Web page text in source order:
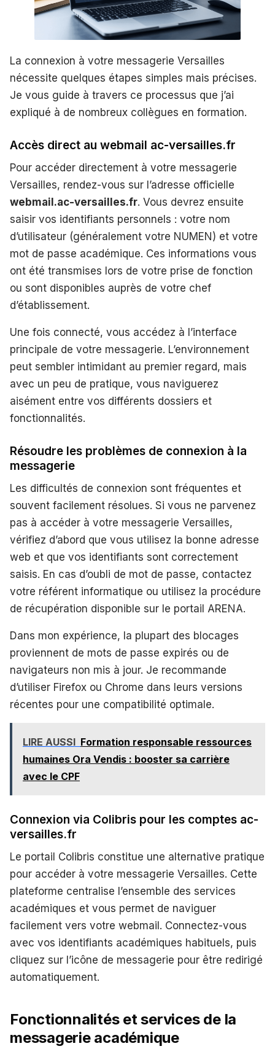
La connexion à votre messagerie Versailles
nécessite quelques étapes simples mais précises.
Je vous guide à travers ce processus que j’ai
expliqué à de nombreux collègues en formation.
Accès direct au webmail ac-versailles.fr
Pour accéder directement à votre messagerie
Versailles, rendez-vous sur l’adresse officielle
webmail.ac-versailles.fr. Vous devrez ensuite
saisir vos identifiants personnels : votre nom
d’utilisateur (généralement votre NUMEN) et votre
mot de passe académique. Ces informations vous
ont été transmises lors de votre prise de fonction
ou sont disponibles auprès de votre chef
d’établissement.
Une fois connecté, vous accédez à l’interface
principale de votre messagerie. L’environnement
peut sembler intimidant au premier regard, mais
avec un peu de pratique, vous naviguerez
aisément entre vos différents dossiers et
fonctionnalités.
Résoudre les problèmes de connexion à la
messagerie
Les difficultés de connexion sont fréquentes et
souvent facilement résolues. Si vous ne parvenez
pas à accéder à votre messagerie Versailles,
vérifiez d’abord que vous utilisez la bonne adresse
web et que vos identifiants sont correctement
saisis. En cas d’oubli de mot de passe, contactez
votre référent informatique ou utilisez la procédure
de récupération disponible sur le portail ARENA.
Dans mon expérience, la plupart des blocages
proviennent de mots de passe expirés ou de
navigateurs non mis à jour. Je recommande
d’utiliser Firefox ou Chrome dans leurs versions
récentes pour une compatibilité optimale.
LIRE AUSSI Formation responsable ressources
humaines Ora Vendis : booster sa carrière
avec le CPF
Connexion via Colibris pour les comptes ac-
versailles.fr
Le portail Colibris constitue une alternative pratique
pour accéder à votre messagerie Versailles. Cette
plateforme centralise l’ensemble des services
académiques et vous permet de naviguer
facilement vers votre webmail. Connectez-vous
avec vos identifiants académiques habituels, puis
cliquez sur l’icône de messagerie pour être redirigé
automatiquement.
Fonctionnalités et services de la
messagerie académique